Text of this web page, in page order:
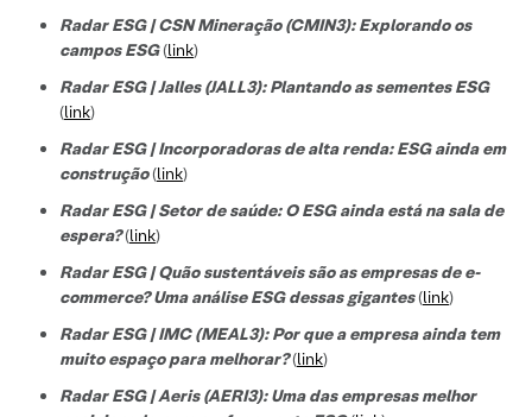
Radar ESG | CSN Mineração (CMIN3): Explorando os
campos ESG(link)
Radar ESG | Jalles (JALL3): Plantando as sementes ESG
(link)
Radar ESG | Incorporadoras de alta renda: ESG ainda em
construção(link)
Radar ESG | Setor de saúde: O ESG ainda está na sala de
espera?(link)
Radar ESG | Quão sustentáveis são as empresas de e-
commerce? Uma análise ESG dessas gigantes(link)
Radar ESG | IMC (MEAL3): Por que a empresa ainda tem
muito espaço para melhorar?(link)
Radar ESG | Aeris (AERI3): Uma das empresas melhor